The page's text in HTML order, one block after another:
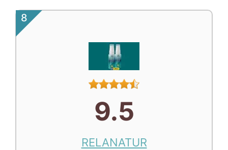
8
9.5
RELANATUR